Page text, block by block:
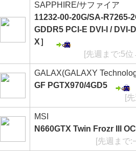
SAPPHIRE/サファイア
11232-00-20G/SA-R7265-
GDDR5 PCI-E DVI-I / DVI-
X］
[先週まで:5
GALAX(GALAXY
GF PGTX970/4GD5
[
MSI
N660GTX Twin Frozr III
[先週ま